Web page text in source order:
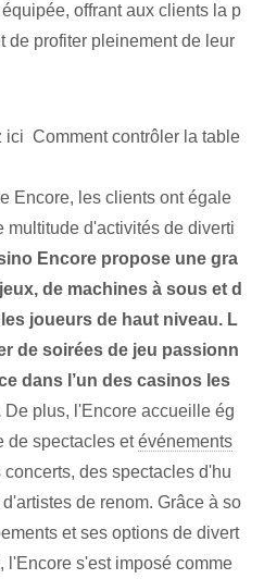
offrant aux clients la p
de profiter pleinement de leur
ici Comment contrôler la table
Encore, les clients ont égale
multitude d'activités de diverti
Encore propose une gra
de machines à sous et d
joueurs de haut niveau. L
de soirées de jeu passionn
dans l’un des casinos les
De plus, l'Encore accueille ég
de spectacles etévénements
concerts, des spectacles d'hu
de renom. Grâce à so
et ses options de divert
l'Encore s'est imposé comme